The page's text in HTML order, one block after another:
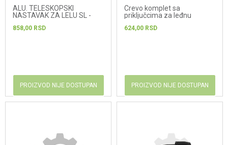
ALU. TELESKOPSKI
NASTAVAK ZA LELU SL -
858,00 RSD
PROIZVOD NIJE DOSTUPAN
Crevo komplet sa
priključcima za leđnu
624,00 RSD
PROIZVOD NIJE DOSTUPAN